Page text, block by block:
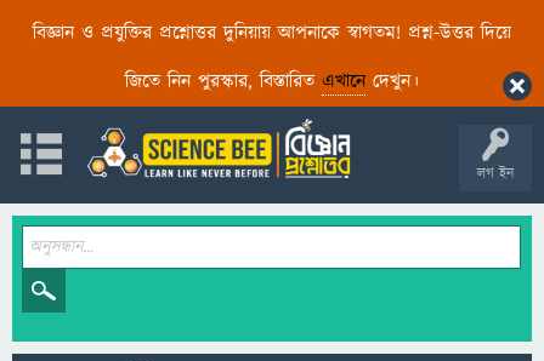
বিজ্ঞান ও প্রযুক্তির প্রশ্নোত্তর দুনিয়ায় আপনাকে স্বাগতম! প্রশ্ন-উত্তর দিয়ে
জিতে নিন পুরস্কার, বিস্তারিত এখানেদেখুন।
লগ ইন